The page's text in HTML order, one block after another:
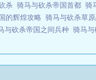
杀 骑马与砍杀帝国首都 骑
的辉煌攻略 骑马与砍杀草
与砍杀帝国之间兵种 骑马与